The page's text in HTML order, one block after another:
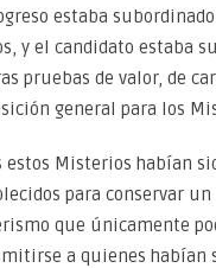
estaba
y el candidato estaba
pruebas de valor, de
general para los
estos Misterios habían
para conservar un
que únicamente
a quienes habían